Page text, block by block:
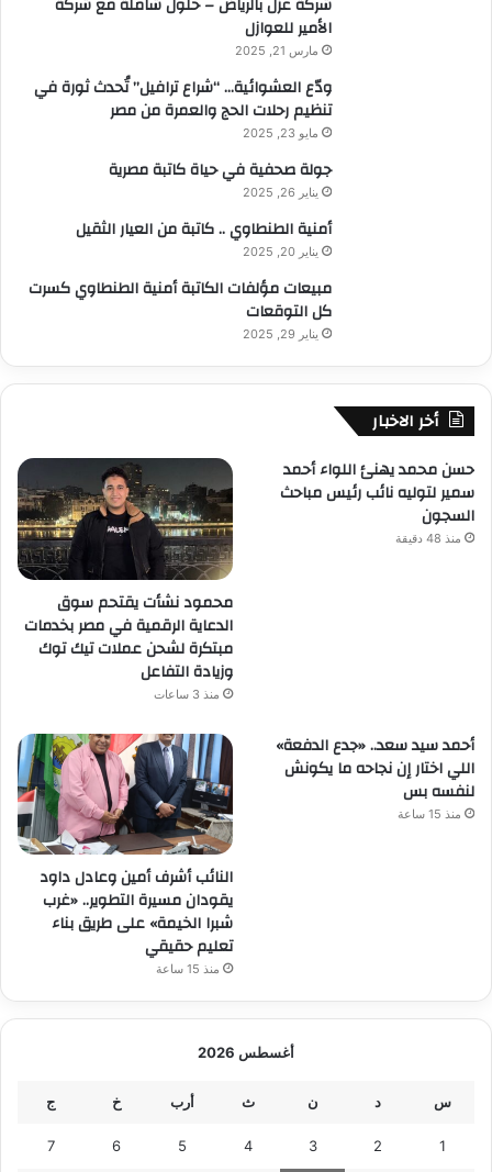
شركة عزل بالرياض – حلول شاملة مع شركة
الأمير للعوازل
مارس 21, 2025
ودّع العشوائية… “شراع ترافيل” تُحدث ثورة في
تنظيم رحلات الحج والعمرة من مصر
مايو 23, 2025
جولة صحفية في حياة كاتبة مصرية
يناير 26, 2025
أمنية الطنطاوي .. كاتبة من العيار الثقيل
يناير 20, 2025
مبيعات مؤلفات الكاتبة أمنية الطنطاوي كسرت
كل التوقعات
يناير 29, 2025
أخر الاخبار
حسن محمد يهنئ اللواء أحمد
سمير لتوليه نائب رئيس مباحث
السجون
منذ 48 دقيقة
محمود نشأت يقتحم سوق
الدعاية الرقمية في مصر بخدمات
مبتكرة لشحن عملات تيك توك
وزيادة التفاعل
منذ 3 ساعات
أحمد سيد سعد.. «جدع الدفعة»
اللي اختار إن نجاحه ما يكونش
لنفسه بس
منذ 15 ساعة
النائب أشرف أمين وعادل داود
يقودان مسيرة التطوير.. «غرب
شبرا الخيمة» على طريق بناء
تعليم حقيقي
منذ 15 ساعة
أغسطس 2026
س د ن ث أرب خ ج
1
2
3
4
5
6
7